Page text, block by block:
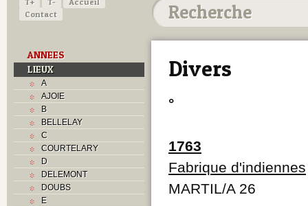
Contact
ANNEES
LIEUX
A
AJOIE
B
BELLELAY
C
COURTELARY
D
DELEMONT
DOUBS
E
Divers
°
1763
Fabrique d'indiennes
MARTIL/A 26